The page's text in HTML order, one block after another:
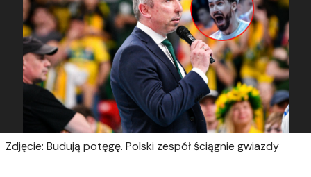
Zdjęcie: Budują potęgę. Polski zespół ściągnie gwiazdy